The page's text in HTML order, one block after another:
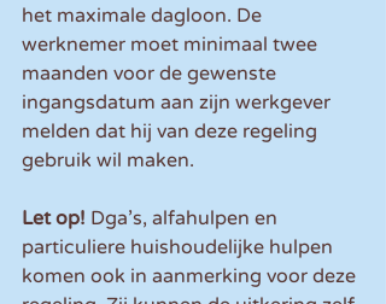
het maximale dagloon. De
werknemer moet minimaal twee
maanden voor de gewenste
ingangsdatum aan zijn werkgever
melden dat hij van deze regeling
gebruik wil maken.
Let op! Dga’s, alfahulpen en
particuliere huishoudelijke hulpen
komen ook in aanmerking voor deze